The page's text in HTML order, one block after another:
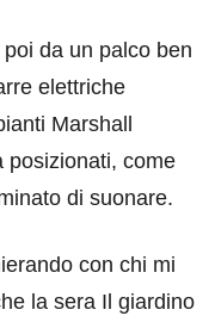
da un palco ben
elettriche
Marshall
posizionati, come
di suonare.
con chi mi
la sera Il giardino